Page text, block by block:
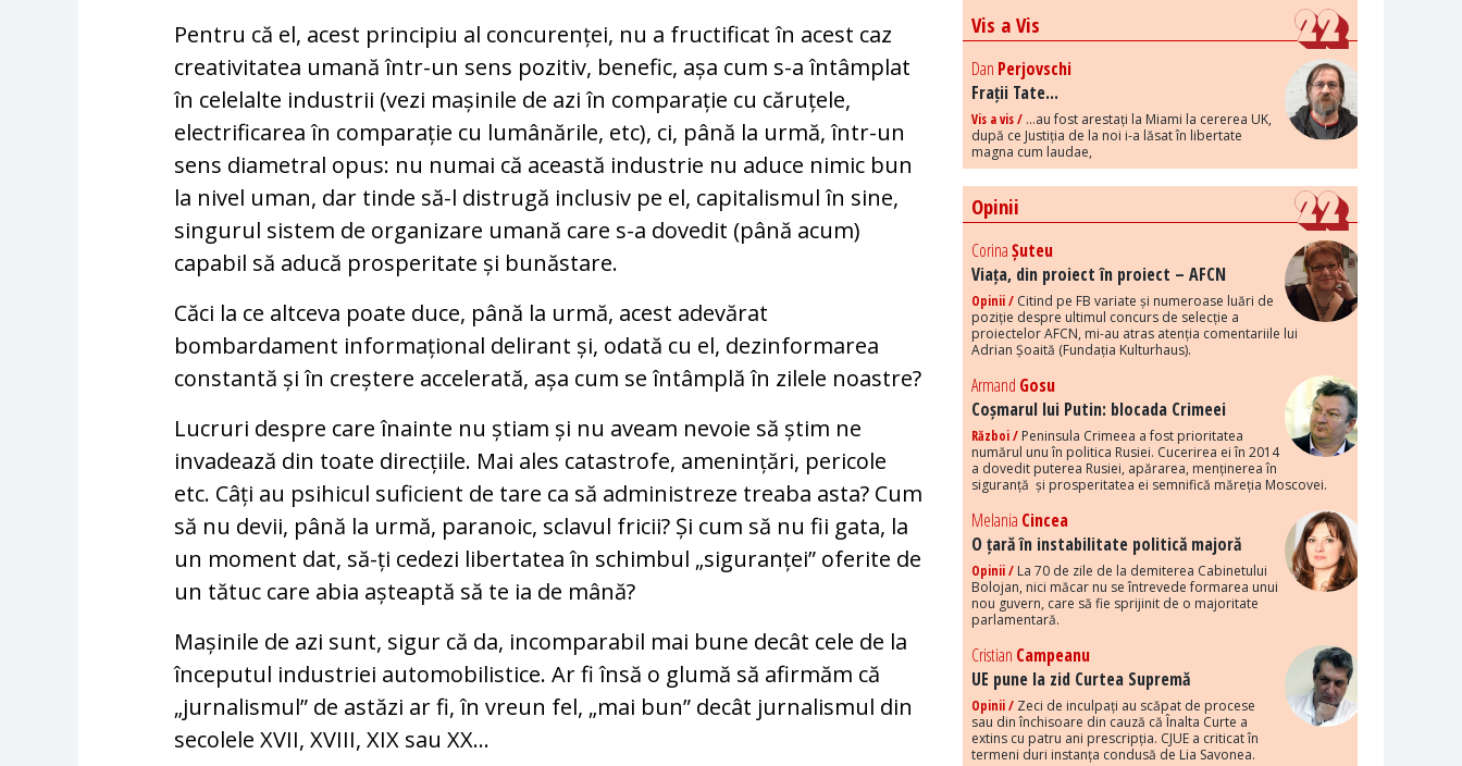
Pentru că el, acest principiu al concurenței, nu a fructificat în acest caz
creativitatea umană într-un sens pozitiv, benefic, așa cum s-a întâmplat
în celelalte industrii (vezi mașinile de azi în comparație cu căruțele,
electrificarea în comparație cu lumânările, etc), ci, până la urmă, într-un
sens diametral opus: nu numai că această industrie nu aduce nimic bun
la nivel uman, dar tinde să-l distrugă inclusiv pe el, capitalismul în sine,
singurul sistem de organizare umană care s-a dovedit (până acum)
capabil să aducă prosperitate și bunăstare.
Căci la ce altceva poate duce, până la urmă, acest adevărat
bombardament informațional delirant și, odată cu el, dezinformarea
constantă și în creștere accelerată, așa cum se întâmplă în zilele noastre?
Lucruri despre care înainte nu știam și nu aveam nevoie să știm ne
invadează din toate direcțiile. Mai ales catastrofe, amenințări, pericole
etc. Câți au psihicul suficient de tare ca să administreze treaba asta? Cum
să nu devii, până la urmă, paranoic, sclavul fricii? Și cum să nu fii gata, la
un moment dat, să-ți cedezi libertatea în schimbul „siguranței” oferite de
un tătuc care abia așteaptă să te ia de mână?
Mașinile de azi sunt, sigur că da, incomparabil mai bune decât cele de la
începutul industriei automobilistice. Ar fi însă o glumă să afirmăm că
„jurnalismul” de astăzi ar fi, în vreun fel, „mai bun” decât jurnalismul din
secolele XVII, XVIII, XIX sau XX...
Vis a Vis
Dan Perjovschi
Frații Tate...
Vis a vis / ...au fost arestați la Miami la cererea UK,
după ce Justiția de la noi i-a lăsat în libertate
magna cum laudae,
Opinii
CorinaȘuteu
Viața, din proiect în proiect – AFCN
Opinii / Citind pe FB variate și numeroase luări de
poziție despre ultimul concurs de selecție a
proiectelor AFCN, mi-au atras atenția comentariile lui
Adrian Șoaită (Fundația Kulturhaus).
Armand Gosu
Coșmarul lui Putin: blocada Crimeei
Război / Peninsula Crimeea a fost prioritatea
numărul unu în politica Rusiei. Cucerirea ei în 2014
a dovedit puterea Rusiei, apărarea, menținerea în
siguranță și prosperitatea ei semnifică măreția Moscovei.
Melania Cincea
O țară în instabilitate politică majoră
Opinii / La 70 de zile de la demiterea Cabinetului
Bolojan, nici măcar nu se întrevede formarea unui
nou guvern, care să fie sprijinit de o majoritate
parlamentară.
Cristian Campeanu
UE pune la zid Curtea Supremă
Opinii / Zeci de inculpați au scăpat de procese
sau din închisoare din cauză că Înalta Curte a
extins cu patru ani prescripția. CJUE a criticat în
termeni duri instanța condusă de Lia Savonea.